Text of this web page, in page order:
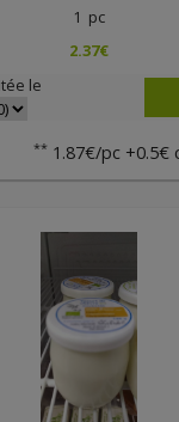
1 pc
2.37€
le
** 1.87€/pc +0.5€